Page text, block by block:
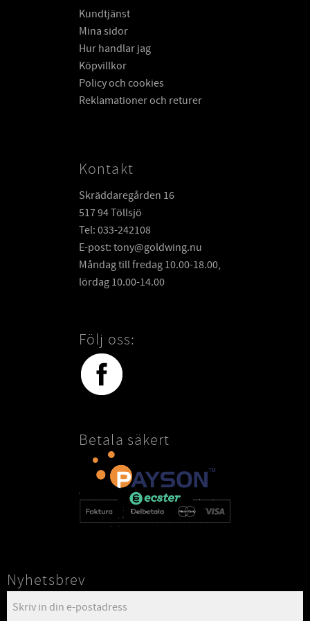
Kundtjänst
Mina sidor
Hur handlar jag
Köpvillkor
Policy och cookies
Reklamationer och returer
Kontakt
Skräddaregården 16
517 94 Töllsjö
Tel: 033-242108
E-post: tony@goldwing.nu
Måndag till fredag 10.00-18.00,
lördag 10.00-14.00
Följ oss:
Betala säkert
Nyhetsbrev